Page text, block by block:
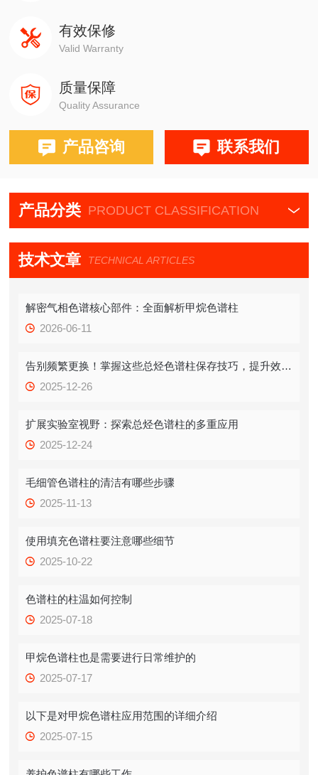
赛默飞1310,1300,1610,1600
瓦里安3800系列
布鲁克PE580,590,680,690
有效保修
Valid Warranty
质量保障
Quality Assurance
产品咨询 联系我们
产品分类 PRODUCT CLASSIFICATION
技术文章 TECHNICAL ARTICLES
解密气相色谱核心部件：全面解析甲烷色谱柱
2026-06-11
告别频繁更换！掌握这些总烃色谱柱保存技巧，提升效率！
2025-12-26
扩展实验室视野：探索总烃色谱柱的多重应用
2025-12-24
毛细管色谱柱的清洁有哪些步骤
2025-11-13
使用填充色谱柱要注意哪些细节
2025-10-22
色谱柱的柱温如何控制
2025-07-18
甲烷色谱柱也是需要进行日常维护的
2025-07-17
以下是对甲烷色谱柱应用范围的详细介绍
2025-07-15